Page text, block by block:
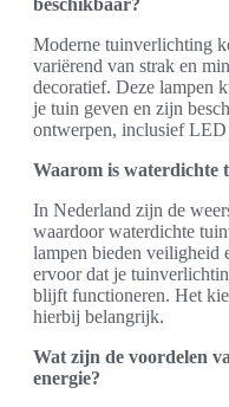
beschikbaar?
Moderne tuinverlichting
variërend van strak en
decoratief. Deze lampen
je tuin geven en zijn
ontwerpen, inclusief LED
Waarom is
In Nederland zijn de
waardoor waterdichte
lampen bieden veiligheid
ervoor dat je
blijft functioneren. Het
hierbij belangrijk.
Wat zijn de voordelen
energie?